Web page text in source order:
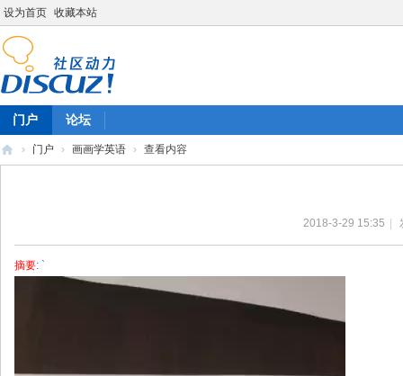
设为首页 收藏本站
门户 论坛
› 门户 › 画画学英语 › 查看内容
2018-3-29 15:35
摘要: `